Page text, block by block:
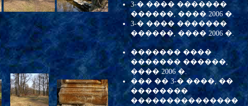
3-� ���� �������
������, ���� 2006 �.
3-� ���� �������
������, ���� 2006 �.
������� ����
������� ������,
���� 2006 �.
��� �� 3-� ����, ��
��������
���������������